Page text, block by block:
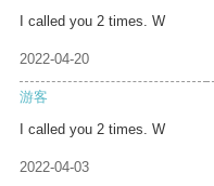
I called you 2 times. W
2022-04-20
游客
I called you 2 times. W
2022-04-03